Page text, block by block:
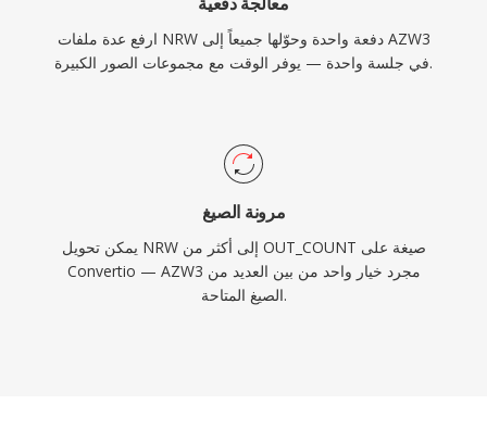
ارفع عدة ملفات NRW دفعة واحدة وحوّلها جميعاً إلى AZW3
في جلسة واحدة — يوفر الوقت مع مجموعات الصور الكبيرة.
مرونة الصيغ
يمكن تحويل NRW إلى أكثر من OUT_COUNT صيغة على
Convertio — AZW3 مجرد خيار واحد من بين العديد من
الصيغ المتاحة.